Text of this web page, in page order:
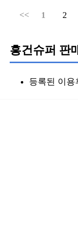
<< 1 2
흥건슈퍼 판
등록된 이용